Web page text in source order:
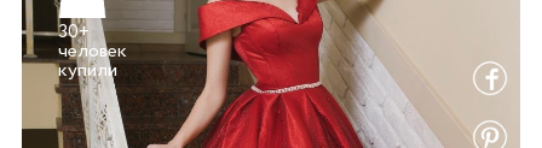
30+
человек